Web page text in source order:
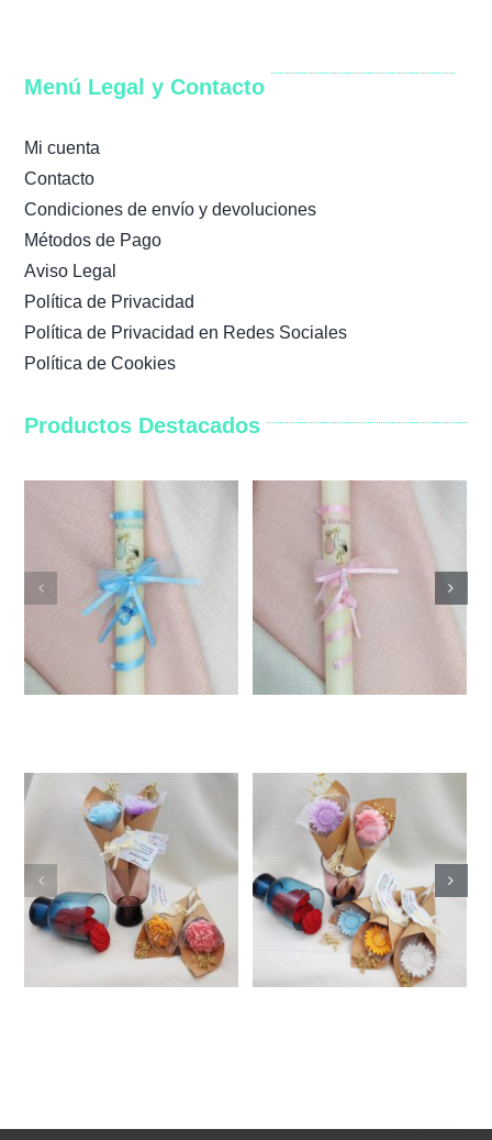
Menú Legal y Contacto
Mi cuenta
Contacto
Condiciones de envío y devoluciones
Métodos de Pago
Aviso Legal
Política de Privacidad
Política de Privacidad en Redes Sociales
Política de Cookies
Productos Destacados